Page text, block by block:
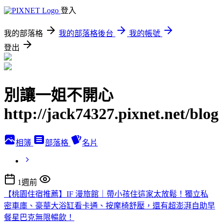
登入
我的部落格 我的部落格後台
我的帳號
登出
別讓一姐不開心
http://jack74327.pixnet.net/blog
相簿 部落格 名片
1週前
【桃園住宿推薦】IF 漫旅館｜帶小孩住這家太放鬆！獨立私
密車庫、豪華大浴缸看卡通、按摩椅舒壓，還有超澎湃自助早
餐星巴克無限暢飲！